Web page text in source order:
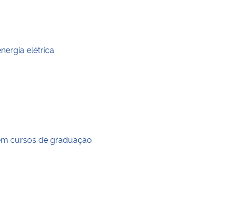
elétrica
cursos de graduação